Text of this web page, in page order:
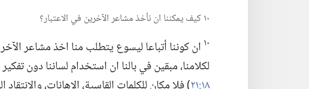
١٠ كيف يمكننا ان نأخذ مشاعر الآخرين في الاعتبار؟‏
١٠ ان كوننا أتباعا ليسوع يتطلب منا اخذ مشاعر
لكلامنا،‏ مبقين في بالنا ان استخدام لساننا دون